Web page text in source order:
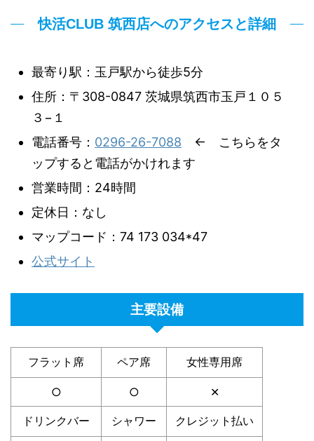
快活CLUB 筑西店へのアクセスと詳細
最寄り駅：玉戸駅から徒歩5分
住所：〒308-0847 茨城県筑西市玉戸１０５
３−１
電話番号： 0296-26-7088 ← こちらをタ
ップすると電話がかけれます
営業時間：24時間
定休日：なし
マップコード：74 173 034*47
公式サイト
主要設備
フラット席 ペア席 女性専用席
○ ○ ✕
ドリンクバー シャワー クレジット払い